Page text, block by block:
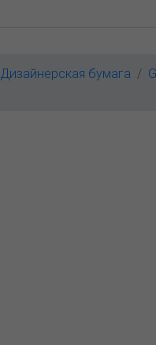
Дизайнерская бумага